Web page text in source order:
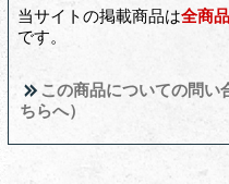
当サイトの掲載商品は全商
です。
この商品についての問い
ちらへ）